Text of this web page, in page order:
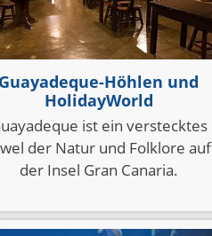
Guayadeque-Höhlen und
HolidayWorld
ist ein verstecktes
der Natur und Folklore auf
der Insel Gran Canaria.